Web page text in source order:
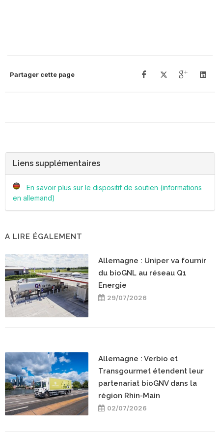
Partager cette page
Liens supplémentaires
En savoir plus sur le dispositif de soutien (informations
en allemand)
A LIRE ÉGALEMENT
Allemagne : Uniper va fournir
du bioGNL au réseau Q1
Energie
29/07/2026
Allemagne : Verbio et
Transgourmet étendent leur
partenariat bioGNV dans la
région Rhin-Main
02/07/2026